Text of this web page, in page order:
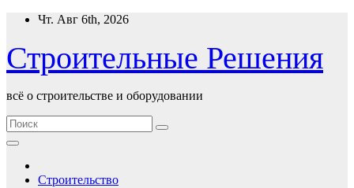
Перейти
содержимому
Чт. Авг 6th, 2026
Строительные Решения
всё о строительстве и оборудовании
Строительство